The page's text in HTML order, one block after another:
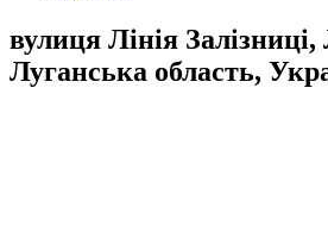
вулиця Лінія
Луганська область,